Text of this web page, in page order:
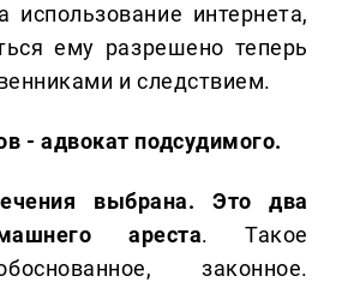
использование интернета,
ему разрешено теперь
и следствием.
- адвокат подсудимого.
выбрана. Это два
ареста. Такое
законное.